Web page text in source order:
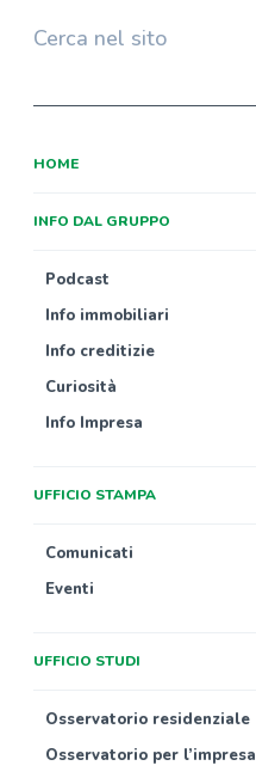
Cerca nel sito
HOME
INFO DAL GRUPPO
Podcast
Info immobiliari
Info creditizie
Curiosità
Info Impresa
UFFICIO STAMPA
Comunicati
Eventi
UFFICIO STUDI
Osservatorio residenziale
Osservatorio per l’impresa